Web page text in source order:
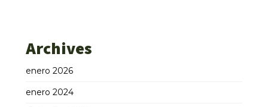
Archives
enero 2026
enero 2024